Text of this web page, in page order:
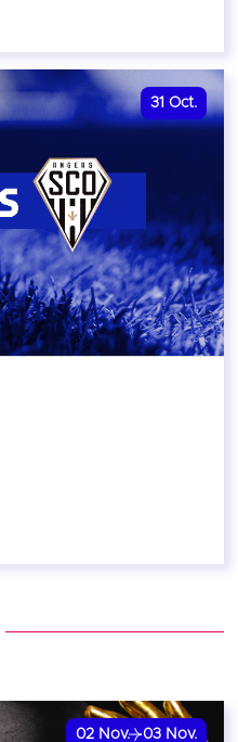
31 Oct.
02 Nov. 03 Nov.